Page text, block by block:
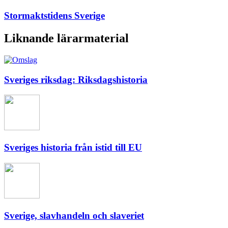
Stormaktstidens Sverige
Liknande lärarmaterial
Sveriges riksdag: Riksdagshistoria
Sveriges historia från istid till EU
Sverige, slavhandeln och slaveriet